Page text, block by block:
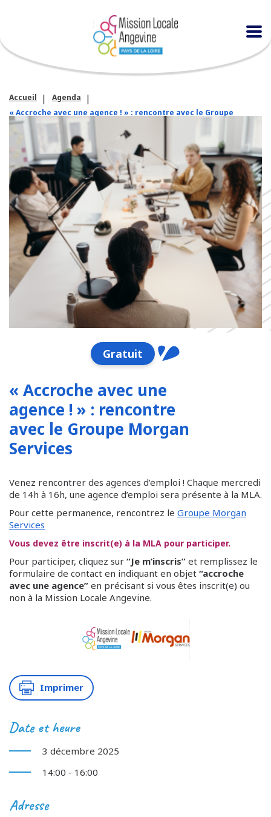
Accueil
Agenda
« Accroche avec une agence ! » : rencontre avec le Groupe
Morgan Services
Gratuit
« Accroche avec une
agence ! » : rencontre
avec le Groupe Morgan
Services
Venez rencontrer des agences d’emploi ! Chaque mercredi
de 14h à 16h, une agence d’emploi sera présente à la MLA.
Pour cette permanence, rencontrez le Groupe Morgan
Services
Vous devez être inscrit(e) à la MLA pour participer.
Pour participer, cliquez sur “Je m’inscris” et remplissez le
formulaire de contact en indiquant en objet “accroche
avec une agence” en précisant si vous êtes inscrit(e) ou
non à la Mission Locale Angevine.
Imprimer
Date et heure
3 décembre 2025
14:00 - 16:00
Adresse